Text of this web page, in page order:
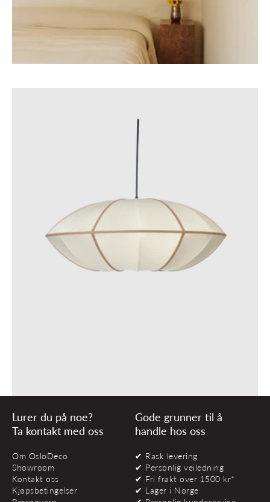
Lurer du på noe?
Ta kontakt med oss
Om OsloDeco
Showroom
Kontakt oss
Kjøpsbetingelser
Gode grunner til å
handle hos oss
✔ Rask levering
✔ Personlig veiledning
✔ Fri frakt over 1500 kr*
✔ Lager i Norge